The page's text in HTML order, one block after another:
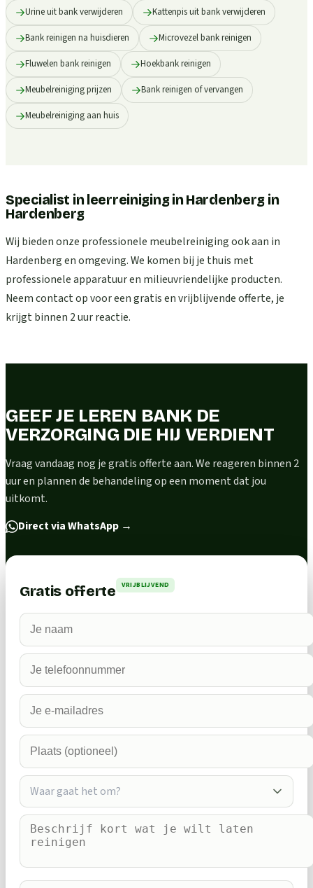
Urine uit bank verwijderen Kattenpis uit bank verwijderen
Bank reinigen na huisdieren Microvezel bank reinigen
Fluwelen bank reinigen Hoekbank reinigen
Meubelreiniging prijzen Bank reinigen of vervangen
Meubelreiniging aan huis
Specialist in leerreiniging in Hardenberg in
Hardenberg
Wij bieden onze professionele meubelreiniging ook aan in
Hardenberg en omgeving. We komen bij je thuis met
professionele apparatuur en milieuvriendelijke producten.
Neem contact op voor een gratis en vrijblijvende offerte, je
krijgt binnen 2 uur reactie.
GEEF JE LEREN BANK DE
VERZORGING DIE HIJ VERDIENT
Vraag vandaag nog je gratis offerte aan. We reageren binnen 2
uur en plannen de behandeling op een moment dat jou
uitkomt.
Direct via WhatsApp →
Gratis offerte VRIJBLIJVEND
Waar gaat het om?